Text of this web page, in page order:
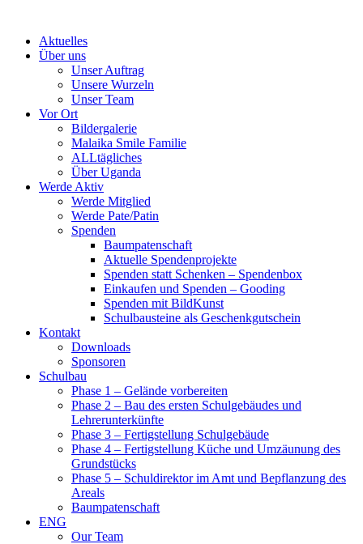
contentAktuelles
Über uns
Unser Auftrag
Unsere Wurzeln
Unser Team
Vor Ort
Bildergalerie
Malaika Smile Familie
ALLtägliches
Über Uganda
Werde Aktiv
Werde Mitglied
Werde Pate/Patin
Spenden
Baumpatenschaft
Aktuelle Spendenprojekte
Spenden statt Schenken – Spendenbox
Einkaufen und Spenden – Gooding
Spenden mit BildKunst
Schulbausteine als Geschenkgutschein
Kontakt
Downloads
Sponsoren
Schulbau
Phase 1 – Gelände vorbereiten
Phase 2 – Bau des ersten Schulgebäudes und
Lehrerunterkünfte
Phase 3 – Fertigstellung Schulgebäude
Phase 4 – Fertigstellung Küche und Umzäunung des
Grundstücks
Phase 5 – Schuldirektor im Amt und Bepflanzung des
Areals
Baumpatenschaft
ENG
Our Team